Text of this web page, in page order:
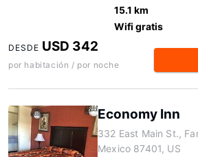
15.1 km
Wifi gratis
DESDE USD 342
por habitación / por noche
Economy Inn
332 East Main St.,
Mexico 87401, US